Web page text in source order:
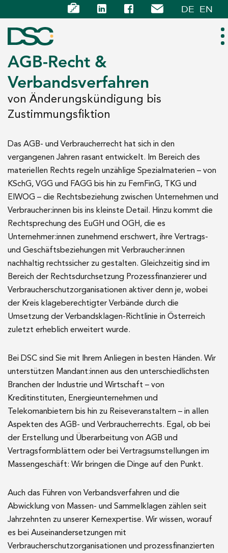
DE EN
ÜBER UNS
EXPERTISE
TEAM
NEWS
KARRIERE
KONTAKT
AGB-Recht &
Verbandsverfahren
von Änderungskündigung bis
Zustimmungsfiktion
Das AGB- und Verbraucherrecht hat sich in den
vergangenen Jahren rasant entwickelt. Im Bereich des
materiellen Rechts regeln unzählige Spezialmaterien – von
KSchG, VGG und FAGG bis hin zu FernFinG, TKG und
ElWOG – die Rechtsbeziehung zwischen Unternehmen und
Verbraucher:innen bis ins kleinste Detail. Hinzu kommt die
Rechtsprechung des EuGH und OGH, die es
Unternehmer:innen zunehmend erschwert, ihre Vertrags-
und Geschäftsbeziehungen mit Verbraucher:innen
nachhaltig rechtssicher zu gestalten. Gleichzeitig sind im
Bereich der Rechtsdurchsetzung Prozessfinanzierer und
Verbraucherschutzorganisationen aktiver denn je, wobei
der Kreis klageberechtigter Verbände durch die
Umsetzung der Verbandsklagen-Richtlinie in Österreich
zuletzt erheblich erweitert wurde.
Bei DSC sind Sie mit Ihrem Anliegen in besten Händen. Wir
unterstützen Mandant:innen aus den unterschiedlichsten
Branchen der Industrie und Wirtschaft – von
Kreditinstituten, Energieunternehmen und
Telekomanbietern bis hin zu Reiseveranstaltern – in allen
Aspekten des AGB- und Verbraucherrechts. Egal, ob bei
der Erstellung und Überarbeitung von AGB und
Vertragsformblättern oder bei Vertragsumstellungen im
Massengeschäft: Wir bringen die Dinge auf den Punkt.
Auch das Führen von Verbandsverfahren und die
Abwicklung von Massen- und Sammelklagen zählen seit
Jahrzehnten zu unserer Kernexpertise. Wir wissen, worauf
es bei Auseinandersetzungen mit
Verbraucherschutzorganisationen und prozessfinanzierten